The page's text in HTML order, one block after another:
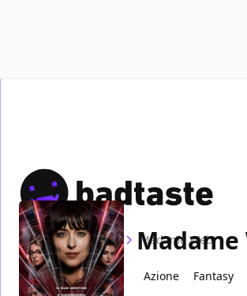
Home Film Madame Web
Madame
Azione
Fantasy